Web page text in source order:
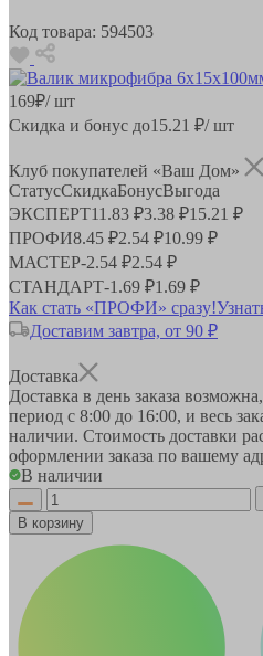
Код товара: 594503
169₽/ шт
Скидка и бонус до15.21 ₽/ шт
Клуб покупателей «Ваш Дом»
СтатусСкидкаБонусВыгода
ЭКСПЕРТ11.83 ₽3.38 ₽15.21 ₽
ПРОФИ8.45 ₽2.54 ₽10.99 ₽
МАСТЕР-2.54 ₽2.54 ₽
СТАНДАРТ-1.69 ₽1.69 ₽
Как стать «ПРОФИ» сразу!
Доставим завтра, от 90 ₽
Доставка
Доставка в день заказа
период с 8:00 до 16:00, и весь
наличии. Стоимость доставки
оформлении заказа по вашему
В наличии
В корзину